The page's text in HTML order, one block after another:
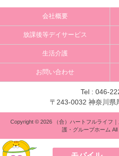
ナ
ビ
ゲ
ン
会社概要
放課後等デイサービス
生活介護
お問い合わせ
Tel : 046-
〒243-0032 神奈川県
Copyright © 2026 （合）ハートフルライフ
護・グループホーム All